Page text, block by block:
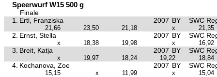
Speerwurf W15 500 g
Finale
1.
Ertl, Franziska 2007 BY SWC
21,66 23,50 21,18 x 21,35
2. Ernst, Stella 2007 BY SWC
x 18,38 19,98 x 16,92
3. Breit, Katja 2007 BY SWC
x 19,97 18,24 19,22 18,84
4. Kochanova, Zoe 2007 BY SWC
15,15 x 11,99 x 15,04